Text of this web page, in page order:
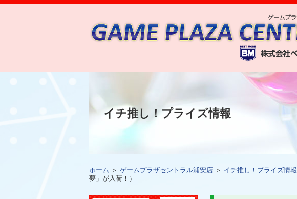
イチ推し！プライズ情報
ホーム ＞ ゲームプラザセントラル浦安店 ＞ イチ推し！プライズ情報
夢」が入荷！）